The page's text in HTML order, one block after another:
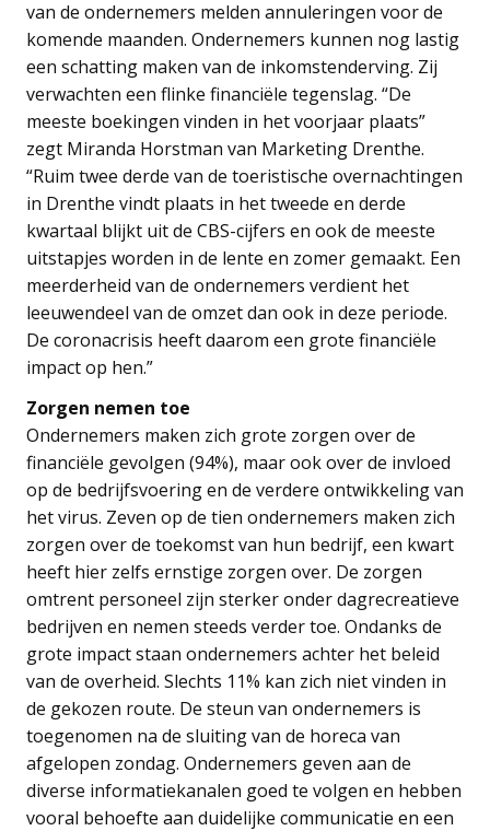
van de ondernemers melden annuleringen voor de
komende maanden. Ondernemers kunnen nog lastig
een schatting maken van de inkomstenderving. Zij
verwachten een flinke financiële tegenslag. “De
meeste boekingen vinden in het voorjaar plaats”
zegt Miranda Horstman van Marketing Drenthe.
“Ruim twee derde van de toeristische overnachtingen
in Drenthe vindt plaats in het tweede en derde
kwartaal blijkt uit de CBS-cijfers en ook de meeste
uitstapjes worden in de lente en zomer gemaakt. Een
meerderheid van de ondernemers verdient het
leeuwendeel van de omzet dan ook in deze periode.
De coronacrisis heeft daarom een grote financiële
impact op hen.”
Zorgen nemen toe
Ondernemers maken zich grote zorgen over de
financiële gevolgen (94%), maar ook over de invloed
op de bedrijfsvoering en de verdere ontwikkeling van
het virus. Zeven op de tien ondernemers maken zich
zorgen over de toekomst van hun bedrijf, een kwart
heeft hier zelfs ernstige zorgen over. De zorgen
omtrent personeel zijn sterker onder dagrecreatieve
bedrijven en nemen steeds verder toe. Ondanks de
grote impact staan ondernemers achter het beleid
van de overheid. Slechts 11% kan zich niet vinden in
de gekozen route. De steun van ondernemers is
toegenomen na de sluiting van de horeca van
afgelopen zondag. Ondernemers geven aan de
diverse informatiekanalen goed te volgen en hebben
vooral behoefte aan duidelijke communicatie en een